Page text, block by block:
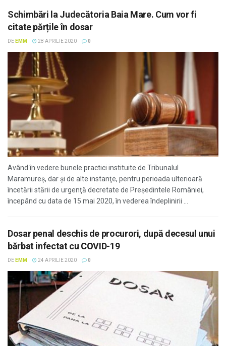
Schimbări la Judecătoria Baia Mare. Cum vor fi
citate părțile în dosar
DE EMM 28 APRILIE 2020 0
Având în vedere bunele practici instituite de Tribunalul
Maramureş, dar şi de alte instanţe, pentru perioada ulterioară
încetării stării de urgenţă decretate de Preşedintele României,
începând cu data de 15 mai 2020, în vederea îndeplinirii ...
Dosar penal deschis de procurori, după decesul unui
bărbat infectat cu COVID-19
DE EMM 24 APRILIE 2020 0